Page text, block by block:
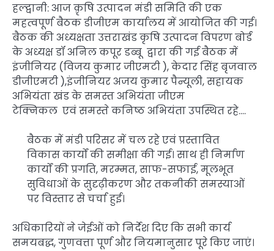
हल्द्वानी: आज क़ृषि उत्पादन मंडी समिति की एक
महत्वपूर्ण बैठक डीजीएम कार्यालय में आयोजित की गई।
बैठक की अध्यक्षता उत्तराखंड कृषि उत्पादन विपरण बोर्ड
के अध्यक्ष डॉ अनिल कपूर डब्बू द्वारा की गई बैठक में
इंजीनियर (विजय कुमार जीएमटी ), केदार सिंह बृजवाल
डीजीएमटी ),इंजीनियर अजय कुमार पैन्यूली, सहायक
अभियंता खंड के समस्त अभियंता जीएम
टेक्निकल एवं समस्ते कनिष्ठ अभियंता उपस्थित रहे….
बैठक में मंडी परिसर में चल रहे एवं प्रस्तावित
विकास कार्यों की समीक्षा की गई। साथ ही निर्माण
कार्यों की प्रगति, मरम्मत, साफ-सफाई, मूलभूत
सुविधाओं के सुदृढ़ीकरण और तकनीकी समस्याओं
पर विस्तार से चर्चा हुई।
अधिकारियों ने जेईओं को निर्देश दिए कि सभी कार्य
समयबद्ध, गुणवत्ता पूर्ण और नियमानुसार पूरे किए जाएं।